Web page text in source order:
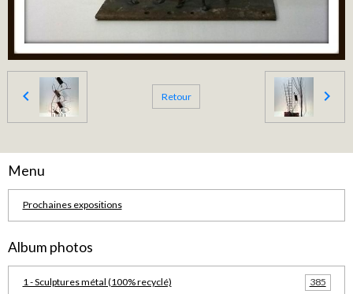
Retour
Menu
Prochaines expositions
Album photos
1 - Sculptures métal (100% recyclé) 385